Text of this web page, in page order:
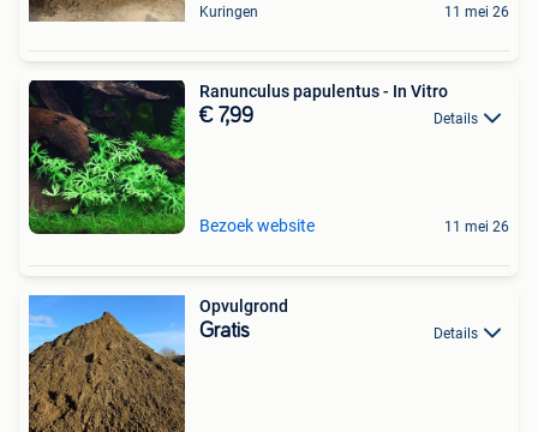
Kuringen 11 mei 26
Ranunculus papulentus - In Vitro
€ 7,99 Details
Bezoek website 11 mei 26
Opvulgrond
Gratis Details